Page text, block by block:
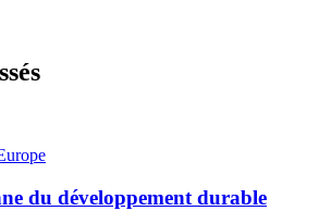
du développement durable